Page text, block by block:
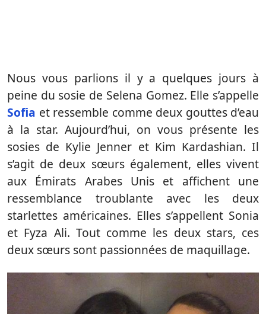
Nous vous parlions il y a quelques jours à
peine du sosie de Selena Gomez. Elle s’appelle
Sofia et ressemble comme deux gouttes d’eau
à la star. Aujourd’hui, on vous présente les
sosies de Kylie Jenner et Kim Kardashian. Il
s’agit de deux sœurs également, elles vivent
aux Émirats Arabes Unis et affichent une
ressemblance troublante avec les deux
starlettes américaines. Elles s’appellent Sonia
et Fyza Ali. Tout comme les deux stars, ces
deux sœurs sont passionnées de maquillage.